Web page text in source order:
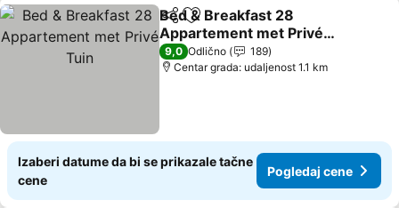
Deli Dodati u favorite
Bed & Breakfast 28
Appartement met Privé
Tuin
9,0 Odlično
189
Centar grada: udaljenost 1.1 km
Izaberi datume da bi se prikazale tačne
cene
Pogledaj cene